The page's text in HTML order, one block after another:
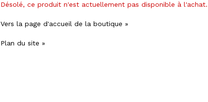
Désolé, ce produit n'est actuellement pas disponible à l'achat.
Vers la page d'accueil de la boutique »
Plan du site »